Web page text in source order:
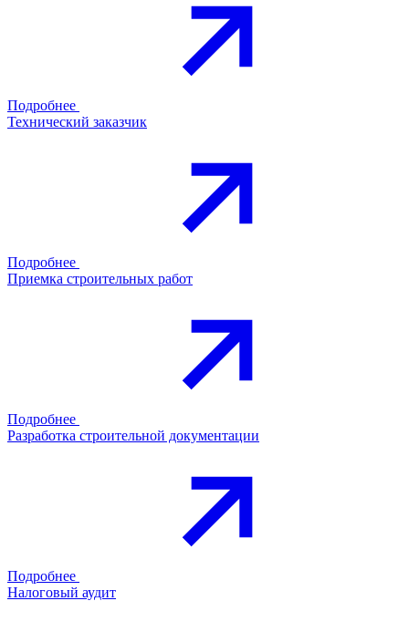
Подробнее
Технический заказчик
Подробнее
Приемка строительных работ
Подробнее
Разработка строительной документации
Подробнее
Налоговый аудит